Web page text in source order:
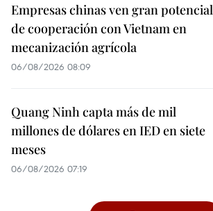
Empresas chinas ven gran potencial
de cooperación con Vietnam en
mecanización agrícola
06/08/2026 08:09
Quang Ninh capta más de mil
millones de dólares en IED en siete
meses
06/08/2026 07:19